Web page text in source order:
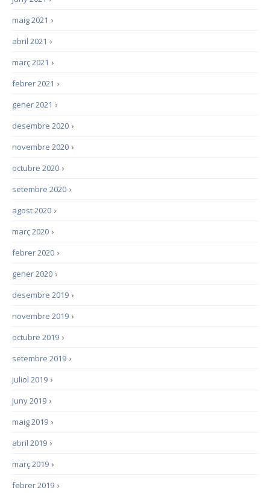
›
maig 2021
›
abril 2021
›
març 2021
›
febrer 2021
›
gener 2021
›
desembre 2020
›
novembre 2020
›
octubre 2020
›
setembre 2020
›
agost 2020
›
març 2020
›
febrer 2020
›
gener 2020
›
desembre 2019
›
novembre 2019
›
octubre 2019
›
setembre 2019
›
juliol 2019
›
juny 2019
›
maig 2019
›
abril 2019
›
març 2019
›
febrer 2019